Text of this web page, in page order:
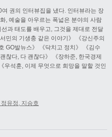
권의 인터뷰집을 냈다. 인터뷰라는 장
, 예술을 아우르는 폭넓은 분야의 사람
과 태도를 배우고, 그것을 제대로 전달
민의 기생충 같은 이야기》 《강신주의
GO발뉴스》 《닥치고 정치》 《김수
찮다, 다 괜찮다》 《장하준, 한국경제
우석훈, 이제 무엇으로 희망을 말할 것인
유정, 지승호